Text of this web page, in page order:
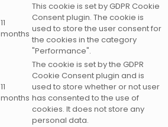
11
months
This cookie is set by GDPR Cookie
Consent plugin. The cookie is
used to store the user consent for
the cookies in the category
"Performance".
11
months
The cookie is set by the GDPR
Cookie Consent plugin and is
used to store whether or not user
has consented to the use of
cookies. It does not store any
personal data.